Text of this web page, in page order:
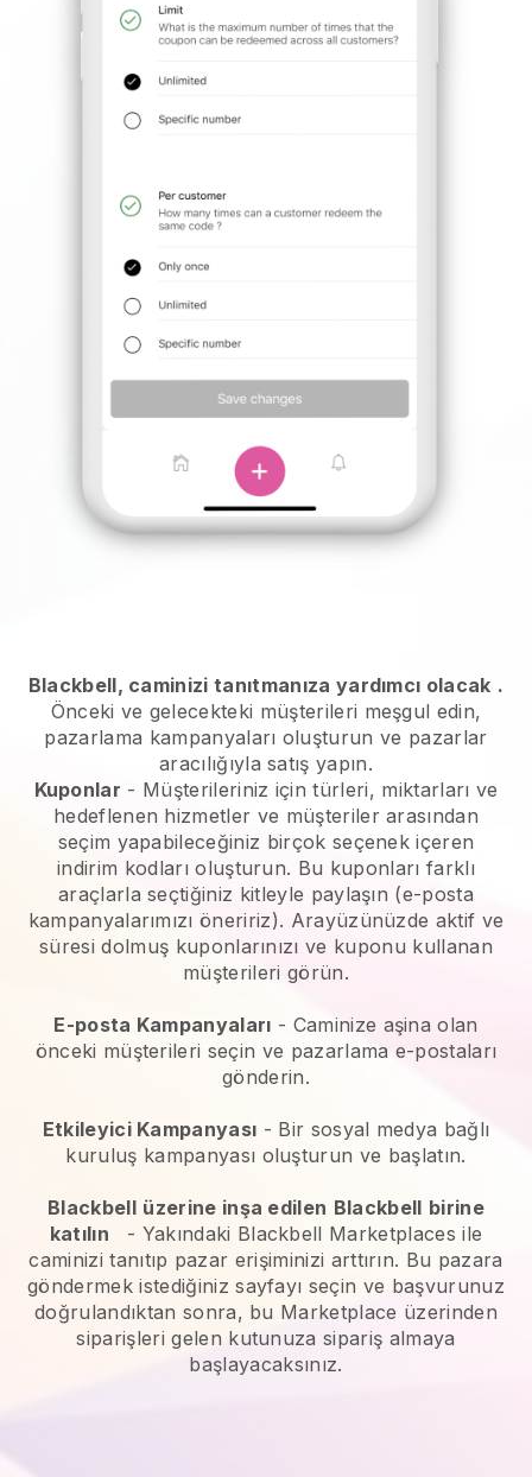
Blackbell, caminizi tanıtmanıza yardımcı olacak .
Önceki ve gelecekteki müşterileri meşgul edin,
pazarlama kampanyaları oluşturun ve pazarlar
aracılığıyla satış yapın.
Kuponlar - Müşterileriniz için türleri, miktarları ve
hedeflenen hizmetler ve müşteriler arasından
seçim yapabileceğiniz birçok seçenek içeren
indirim kodları oluşturun. Bu kuponları farklı
araçlarla seçtiğiniz kitleyle paylaşın (e-posta
kampanyalarımızı öneririz). Arayüzünüzde aktif ve
süresi dolmuş kuponlarınızı ve kuponu kullanan
müşterileri görün.
E-posta Kampanyaları - Caminize aşina olan
önceki müşterileri seçin ve pazarlama e-postaları
gönderin.
Etkileyici Kampanyası - Bir sosyal medya bağlı
kuruluş kampanyası oluşturun ve başlatın.
Blackbell üzerine inşa edilen Blackbell birine
katılın
- Yakındaki Blackbell Marketplaces ile
caminizi tanıtıp pazar erişiminizi arttırın. Bu pazara
göndermek istediğiniz sayfayı seçin ve başvurunuz
doğrulandıktan sonra, bu Marketplace üzerinden
siparişleri gelen kutunuza sipariş almaya
başlayacaksınız.